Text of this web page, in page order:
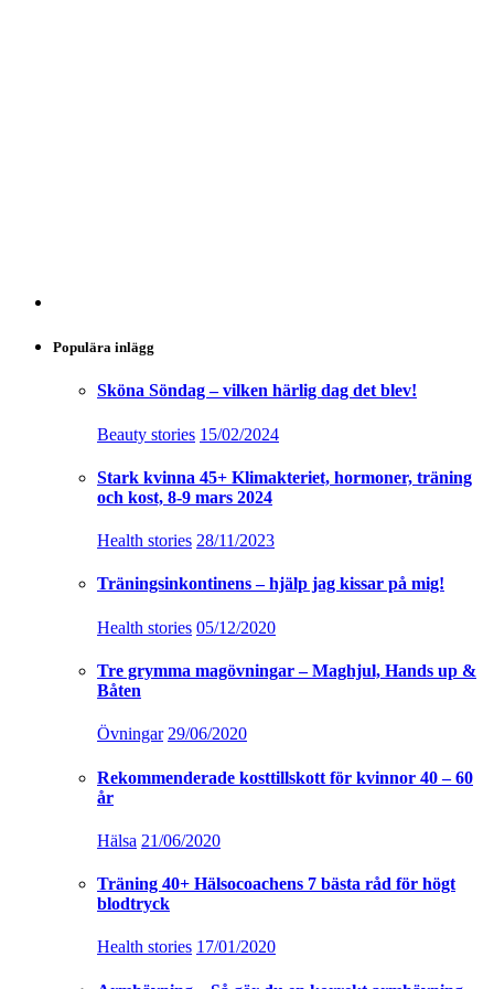
Populära inlägg
Sköna Söndag – vilken härlig dag det blev!
Beauty stories 15/02/2024
Stark kvinna 45+ Klimakteriet, hormoner, träning
och kost, 8-9 mars 2024
Health stories 28/11/2023
Träningsinkontinens – hjälp jag kissar på mig!
Health stories 05/12/2020
Tre grymma magövningar – Maghjul, Hands up &
Båten
Övningar 29/06/2020
Rekommenderade kosttillskott för kvinnor 40 – 60
år
Hälsa 21/06/2020
Träning 40+ Hälsocoachens 7 bästa råd för högt
blodtryck
Health stories 17/01/2020